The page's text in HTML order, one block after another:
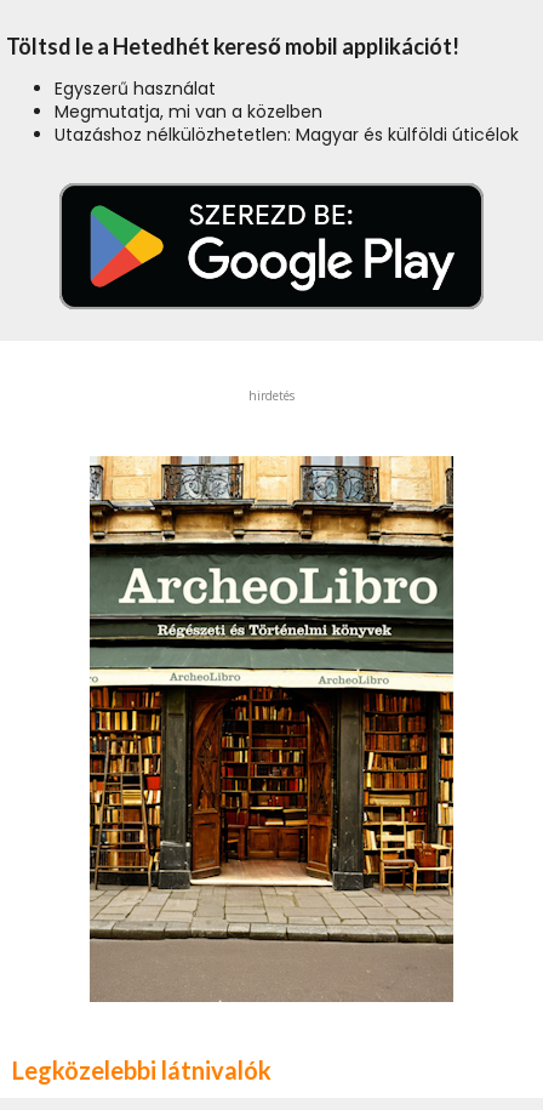
Töltsd le a Hetedhét kereső mobil applikációt!
Egyszerű használat
Megmutatja, mi van a közelben
Utazáshoz nélkülözhetetlen: Magyar és külföldi úticélok
hirdetés
Legközelebbi látnivalók